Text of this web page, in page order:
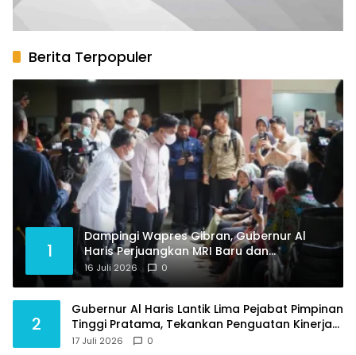
Berita Terpopuler
1
Dampingi Wapres Gibran, Gubernur Al
Haris Perjuangkan MRI Baru dan
Tambahan Dokter Spesialis untuk RSUD
Raden Mattaher
16 Juli 2026 0
2
Gubernur Al Haris Lantik Lima Pejabat Pimpinan
Tinggi Pratama, Tekankan Penguatan Kinerja
dan Integritas
17 Juli 2026 0